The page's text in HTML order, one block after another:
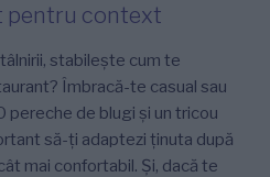
pentru context
stabilește cum te
Îmbracă-te casual sau
pereche de blugi și un tricou
să-ți adaptezi ținuta după
mai confortabil. Și, dacă te